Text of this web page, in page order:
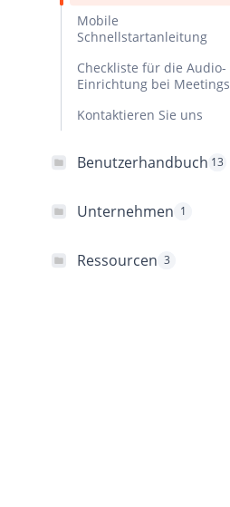
Mobile
Schnellstartanleitung
Checkliste für die Audio-
Einrichtung bei Meetings
Kontaktieren Sie uns
Benutzerhandbuch 13
Unternehmen 1
Ressourcen 3